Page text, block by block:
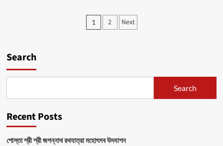
স্বাস্থ্য
শিবির।
Posts
1 2 Next
Search
Search
Recent Posts
পোস্তা শ্রী শ্রী জগন্নাথ রথযাত্রা মহোৎসব উদযাপন